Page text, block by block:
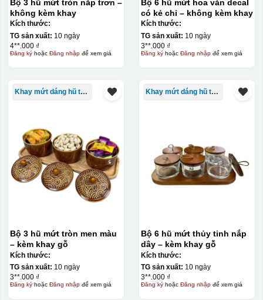
Bộ 3 hũ mứt tròn nắp trơn –
không kèm khay
Kích thước:
TG sản xuất: 10 ngày
4**.000 ₫
Đăng kýhoặc Đăng nhậpđể xem giá
Bộ 6 hũ mứt hoa văn decal
có kẻ chỉ – không kèm khay
Kích thước:
TG sản xuất: 10 ngày
3**.000 ₫
Đăng kýhoặc Đăng nhậpđể xem giá
Khay mứt dáng hũ tròn
Bộ 3 hũ mứt tròn men màu
– kèm khay gỗ
Kích thước:
TG sản xuất: 10 ngày
3**.000 ₫
Đăng kýhoặc Đăng nhậpđể xem giá
Khay mứt dáng hũ tròn
Bộ 6 hũ mứt thủy tinh nắp
dây – kèm khay gỗ
Kích thước:
TG sản xuất: 10 ngày
3**.000 ₫
Đăng kýhoặc Đăng nhậpđể xem giá